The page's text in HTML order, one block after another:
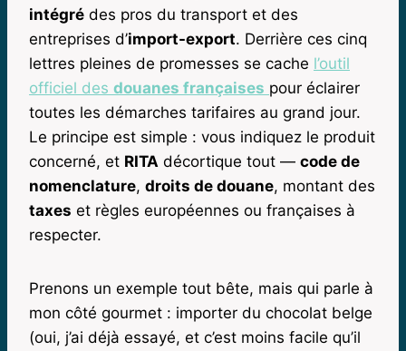
intégré des pros du transport et des
entreprises d’import-export. Derrière ces cinq
lettres pleines de promesses se cache l’outil
officiel des douanes françaises pour éclairer
toutes les démarches tarifaires au grand jour.
Le principe est simple : vous indiquez le produit
concerné, et RITA décortique tout — code de
nomenclature, droits de douane, montant des
taxes et règles européennes ou françaises à
respecter.
Prenons un exemple tout bête, mais qui parle à
mon côté gourmet : importer du chocolat belge
(oui, j’ai déjà essayé, et c’est moins facile qu’il